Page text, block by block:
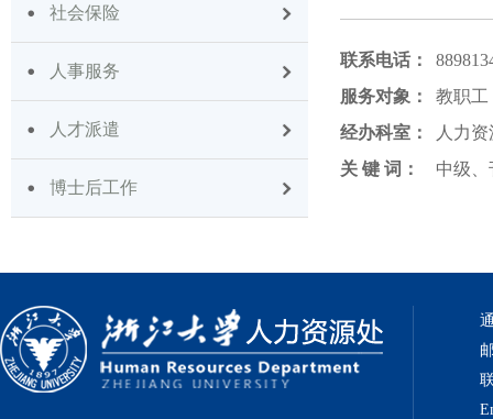
社会保险
人事服务
人才派遣
博士后工作
联系电话：
服务对象：
教职工
经办科室：
人力
关 键 词：
中级、